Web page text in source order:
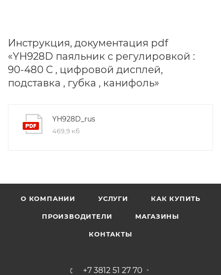
Инструкция, документация pdf
«YH928D паяльник с регулировкой :
90-480 С , цифровой дисплей,
подставка , губка , канифоль»
YH928D_rus
469,9 кб
О КОМПАНИИ УСЛУГИ КАК КУПИТЬ
ПРОИЗВОДИТЕЛИ МАГАЗИНЫ
КОНТАКТЫ
+7 3812 51 27 70